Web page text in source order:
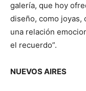
galería, que hoy
diseño, como joyas,
una relación
el recuerdo”.
NUEVOS AIRES